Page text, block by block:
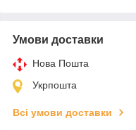
Умови доставки
Нова Пошта
Укрпошта
Всі умови доставки